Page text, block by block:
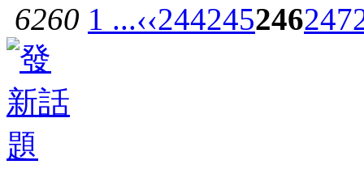
6260 1 ...‹‹244245246247